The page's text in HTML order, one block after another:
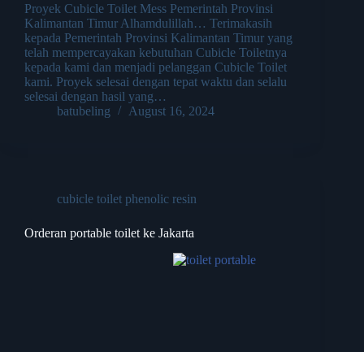
Proyek Cubicle Toilet Mess Pemerintah Provinsi
Kalimantan Timur Alhamdulillah… Terimakasih
kepada Pemerintah Provinsi Kalimantan Timur yang
telah mempercayakan kebutuhan Cubicle Toiletnya
kepada kami dan menjadi pelanggan Cubicle Toilet
kami. Proyek selesai dengan tepat waktu dan selalu
selesai dengan hasil yang…
batubeling
August 16, 2024
cubicle toilet phenolic resin
Orderan portable toilet ke Jakarta